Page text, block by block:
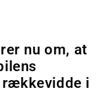
nu om, at
i